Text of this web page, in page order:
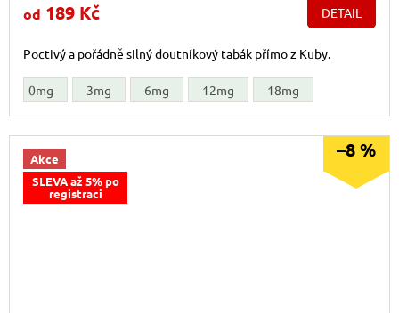
od 189 Kč DETAIL
Poctivý a pořádně silný doutníkový tabák přímo z Kuby.
0mg 3mg 6mg 12mg 18mg
Akce
SLEVA až 5% po
registraci
–8 %